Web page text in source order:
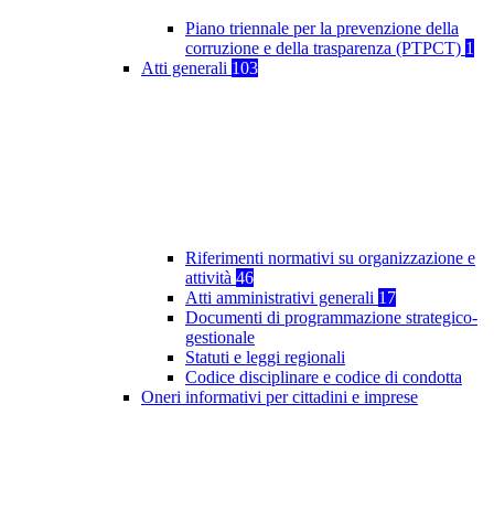
Piano triennale per la prevenzione della
corruzione e della trasparenza (PTPCT) 1
Atti generali 103
Riferimenti normativi su organizzazione e
attività 46
Atti amministrativi generali 17
Documenti di programmazione strategico-
gestionale
Statuti e leggi regionali
Codice disciplinare e codice di condotta
Oneri informativi per cittadini e imprese